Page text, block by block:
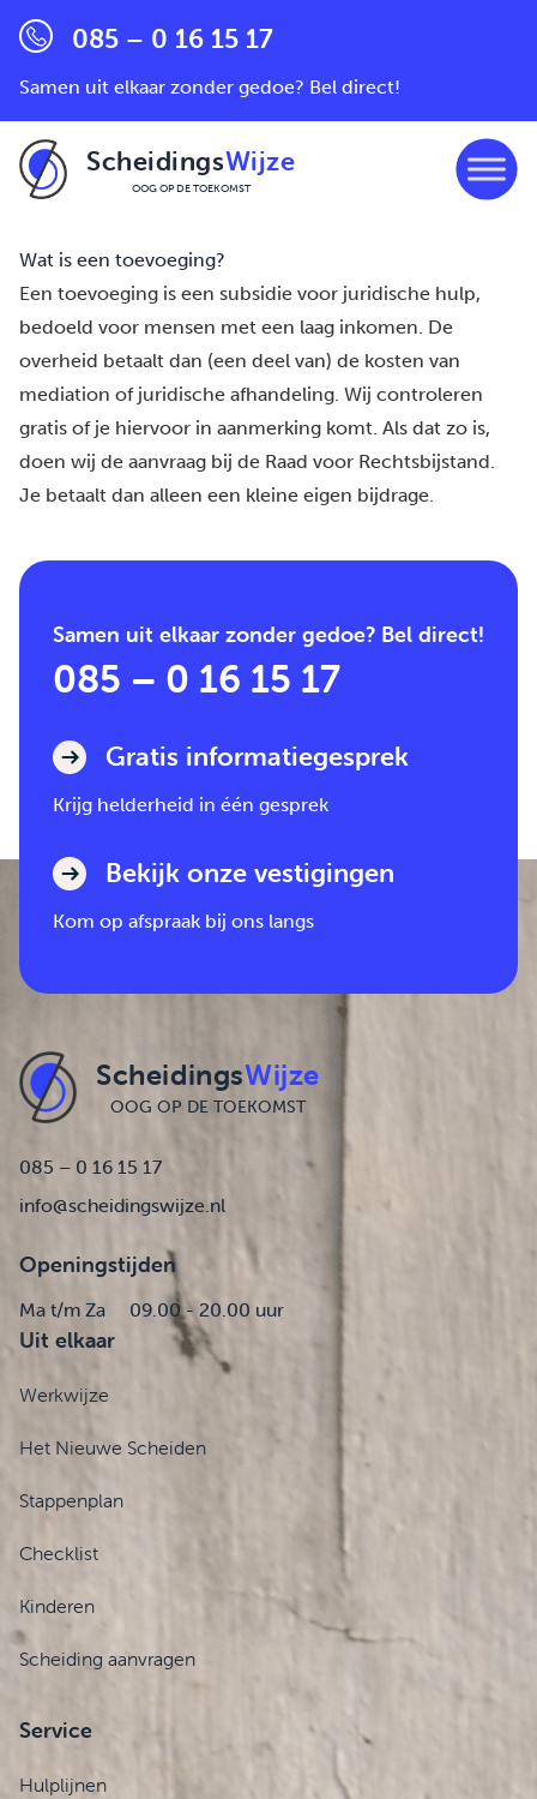
085 – 0 16 15 17
Samen uit elkaar zonder gedoe? Bel direct!
ScheidingsWijze
OOG OP DE TOEKOMST
Wat is een toevoeging?
Een toevoeging is een subsidie voor juridische hulp,
bedoeld voor mensen met een laag inkomen. De
overheid betaalt dan (een deel van) de kosten van
mediation of juridische afhandeling. Wij controleren
gratis of je hiervoor in aanmerking komt. Als dat zo is,
doen wij de aanvraag bij de Raad voor Rechtsbijstand.
Je betaalt dan alleen een kleine eigen bijdrage.
Samen uit elkaar zonder gedoe? Bel direct!
085 – 0 16 15 17
Gratis informatiegesprek
Krijg helderheid in één gesprek
Bekijk onze vestigingen
Kom op afspraak bij ons langs
ScheidingsWijze
OOG OP DE TOEKOMST
085 – 0 16 15 17
info@scheidingswijze.nl
Openingstijden
Ma t/m Za 09.00 - 20.00 uur
Uit elkaar
Werkwijze
Het Nieuwe Scheiden
Stappenplan
Checklist
Kinderen
Scheiding aanvragen
Service
Hulplijnen